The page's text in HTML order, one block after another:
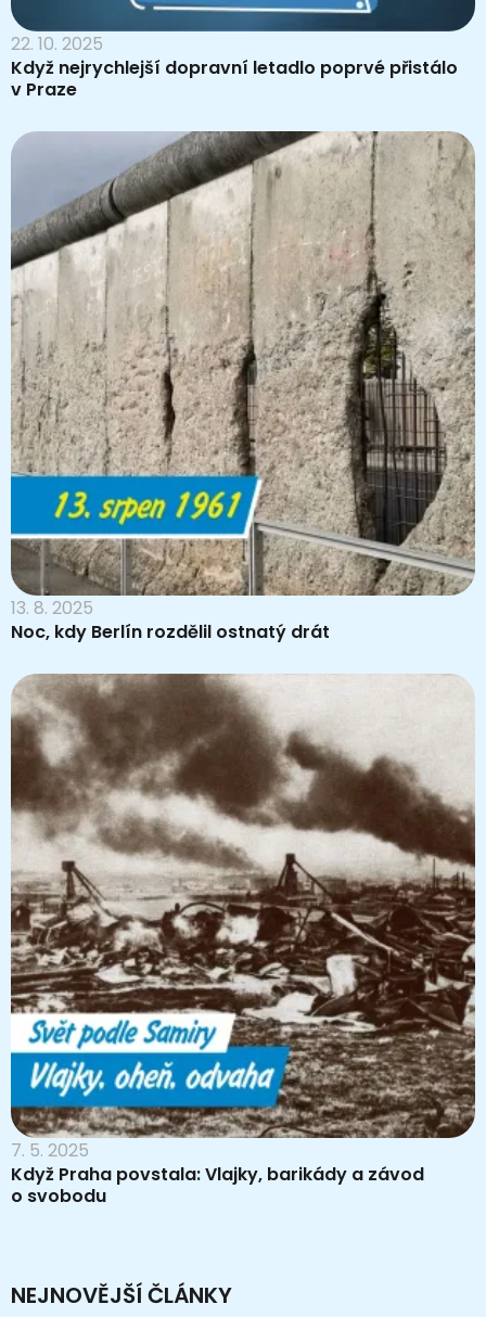
22. 10. 2025
Když nejrychlejší dopravní letadlo poprvé přistálo
v Praze
13. 8. 2025
Noc, kdy Berlín rozdělil ostnatý drát
7. 5. 2025
Když Praha povstala: Vlajky, barikády a závod
o svobodu
NEJNOVĚJŠÍ ČLÁNKY